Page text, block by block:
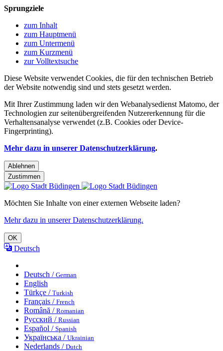
Sprungziele
zum Inhalt
zum Hauptmenü
zum Untermenü
zum Kurzmenü
zur Volltextsuche
Diese Website verwendet Cookies, die für den technischen Betrieb
der Website notwendig sind und stets gesetzt werden.
Mit Ihrer Zustimmung laden wir den Webanalysedienst Matomo, der
Technologien zur seitenübergreifenden Nutzererkennung für die
Verhaltensanalyse verwendet (z.B. Cookies oder Device-
Fingerprinting).
Mehr dazu in unserer Datenschutzerklärung.
Ablehnen
Zustimmen
Möchten Sie Inhalte von einer externen Webseite laden?
Mehr dazu in unserer Datenschutzerklärung.
OK
Deutsch
Deutsch / German
English
Türkçe / Turkish
Français / French
Română / Romanian
Русский / Russian
Español / Spanish
Українська / Ukrainian
Nederlands / Dutch